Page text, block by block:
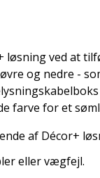
løsning ved at
og nedre -
farve for et
af Décor+
eller vægfejl.